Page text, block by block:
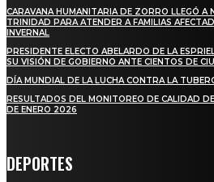
CARAVANA HUMANITARIA DE ZORRO LLEGÓ A
TRINIDAD PARA ATENDER A FAMILIAS
INVERNAL
PRESIDENTE ELECTO ABELARDO DE LA
SU VISIÓN DE GOBIERNO ANTE CIENTOS DE
DÍA MUNDIAL DE LA LUCHA CONTRA LA
RESULTADOS DEL MONITOREO DE CALIDAD
DE ENERO 2026
DEPORTES